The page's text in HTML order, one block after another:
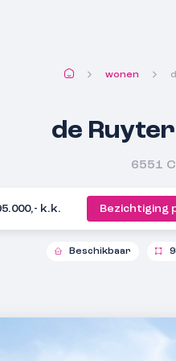
wonen
de
6551
k.k. Bezichtiging
Beschikbaar